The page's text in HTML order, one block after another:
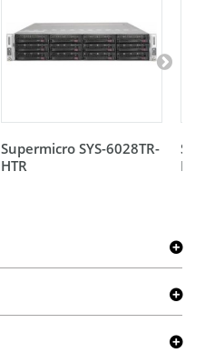
Supermicro SYS-6028TR-
HTR